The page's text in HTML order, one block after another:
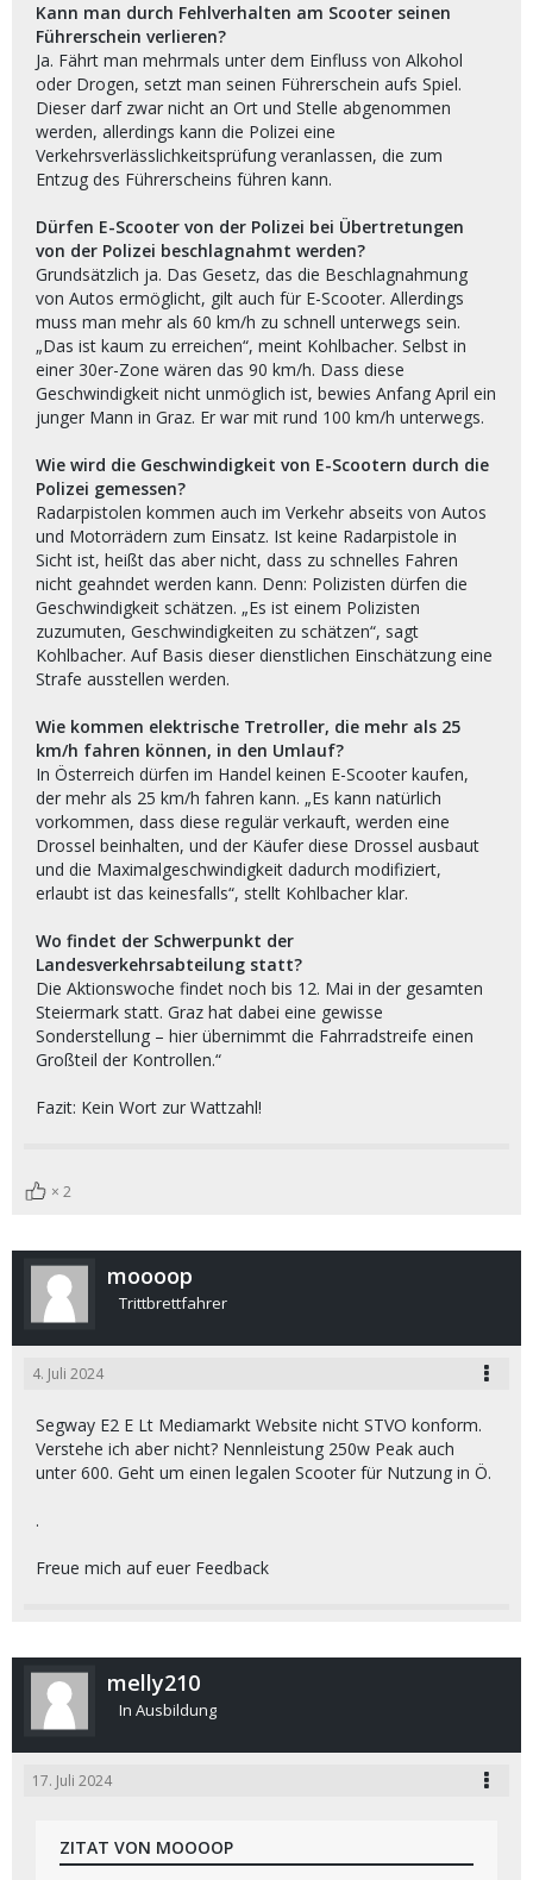
Kann man durch Fehlverhalten am Scooter seinen
Führerschein verlieren?
Ja. Fährt man mehrmals unter dem Einfluss von Alkohol
oder Drogen, setzt man seinen Führerschein aufs Spiel.
Dieser darf zwar nicht an Ort und Stelle abgenommen
werden, allerdings kann die Polizei eine
Verkehrsverlässlichkeitsprüfung veranlassen, die zum
Entzug des Führerscheins führen kann.
Dürfen E-Scooter von der Polizei bei Übertretungen
von der Polizei beschlagnahmt werden?
Grundsätzlich ja. Das Gesetz, das die Beschlagnahmung
von Autos ermöglicht, gilt auch für E-Scooter. Allerdings
muss man mehr als 60 km/h zu schnell unterwegs sein.
„Das ist kaum zu erreichen“, meint Kohlbacher. Selbst in
einer 30er-Zone wären das 90 km/h. Dass diese
Geschwindigkeit nicht unmöglich ist, bewies Anfang April ein
junger Mann in Graz. Er war mit rund 100 km/h unterwegs.
Wie wird die Geschwindigkeit von E-Scootern durch die
Polizei gemessen?
Radarpistolen kommen auch im Verkehr abseits von Autos
und Motorrädern zum Einsatz. Ist keine Radarpistole in
Sicht ist, heißt das aber nicht, dass zu schnelles Fahren
nicht geahndet werden kann. Denn: Polizisten dürfen die
Geschwindigkeit schätzen. „Es ist einem Polizisten
zuzumuten, Geschwindigkeiten zu schätzen“, sagt
Kohlbacher. Auf Basis dieser dienstlichen Einschätzung eine
Strafe ausstellen werden.
Wie kommen elektrische Tretroller, die mehr als 25
km/h fahren können, in den Umlauf?
In Österreich dürfen im Handel keinen E-Scooter kaufen,
der mehr als 25 km/h fahren kann. „Es kann natürlich
vorkommen, dass diese regulär verkauft, werden eine
Drossel beinhalten, und der Käufer diese Drossel ausbaut
und die Maximalgeschwindigkeit dadurch modifiziert,
erlaubt ist das keinesfalls“, stellt Kohlbacher klar.
Wo findet der Schwerpunkt der
Landesverkehrsabteilung statt?
Die Aktionswoche findet noch bis 12. Mai in der gesamten
Steiermark statt. Graz hat dabei eine gewisse
Sonderstellung – hier übernimmt die Fahrradstreife einen
Großteil der Kontrollen.“
Fazit: Kein Wort zur Wattzahl!
2
moooop
Trittbrettfahrer
4. Juli 2024
Segway E2 E Lt Mediamarkt Website nicht STVO konform.
Verstehe ich aber nicht? Nennleistung 250w Peak auch
unter 600. Geht um einen legalen Scooter für Nutzung in Ö.
.
Freue mich auf euer Feedback
melly210
In Ausbildung
17. Juli 2024
ZITAT VON MOOOOP